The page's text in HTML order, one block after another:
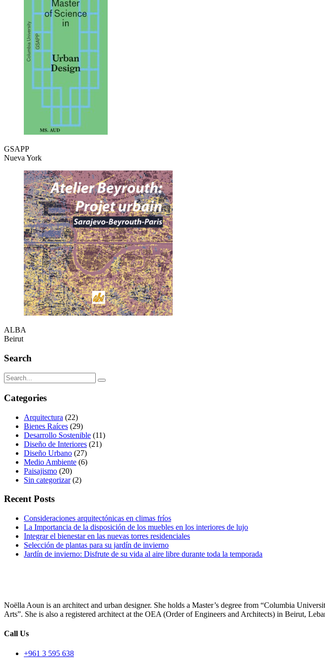
GSAPP
Nueva York
ALBA
Beirut
Search
Categories
Arquitectura (22)
Bienes Raíces (29)
Desarrollo Sostenible (11)
Diseño de Interiores (21)
Diseño Urbano (27)
Medio Ambiente (6)
Paisajismo (20)
Sin categorizar(2)
Recent Posts
Consideraciones arquitectónicas en climas fríos
La Importancia de la disposición de los muebles en los interiores de lujo
Integrar el bienestar en las nuevas torres residenciales
Selección de plantas para su jardín de invierno
Jardín de invierno: Disfrute de su vida al aire libre durante toda la temporada
Noëlla Aoun is an architect and urban designer. She holds a Master’s degree from “Columbia
Arts”. She is also a registered architect at the OEA (Order of Engineers and Architects) in Beirut,
Call Us
+961 3 595 638